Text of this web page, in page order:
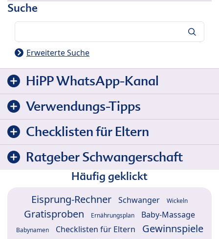
Suche
Erweiterte Suche
HiPP WhatsApp-Kanal
Verwendungs-Tipps
Checklisten für Eltern
Ratgeber Schwangerschaft
Häufig geklickt
Eisprung-Rechner Schwanger Wickeln
Gratisproben Ernährungsplan Baby-Massage
Babynamen Checklisten für Eltern
Gewinnspiele